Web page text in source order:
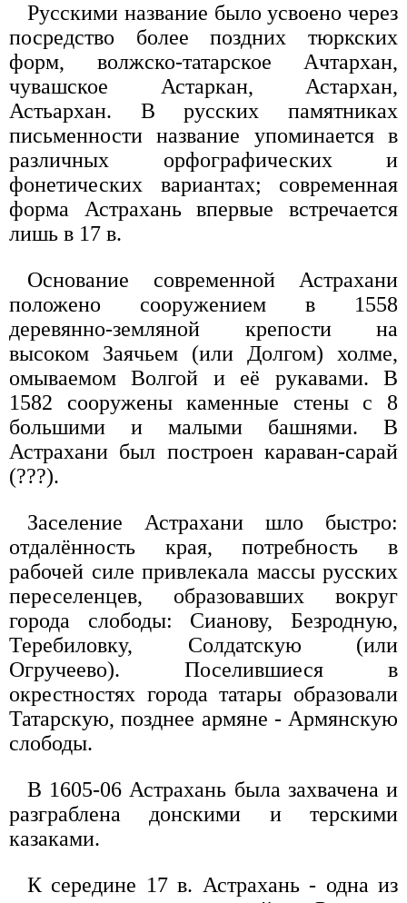
Русскими название было усвоено через
посредство более поздних тюркских
форм, волжско-татарское Ачтархан,
чувашское Астаркан, Астархан,
Астьархан. В русских памятниках
письменности название упоминается в
различных орфографических и
фонетических вариантах; современная
форма Астрахань впервые встречается
лишь в 17 в.
Основание современной Астрахани
положено сооружением в 1558
деревянно-земляной крепости на
высоком Заячьем (или Долгом) холме,
омываемом Волгой и её рукавами. В
1582 сооружены каменные стены с 8
большими и малыми башнями. В
Астрахани был построен караван-сарай
(???).
Заселение Астрахани шло быстро:
отдалённость края, потребность в
рабочей силе привлекала массы русских
переселенцев, образовавших вокруг
города слободы: Сианову, Безродную,
Теребиловку, Солдатскую (или
Огручеево). Поселившиеся в
окрестностях города татары образовали
Татарскую, позднее армяне - Армянскую
слободы.
В 1605-06 Астрахань была захвачена и
разграблена донскими и терскими
казаками.
К середине 17 в. Астрахань - одна из